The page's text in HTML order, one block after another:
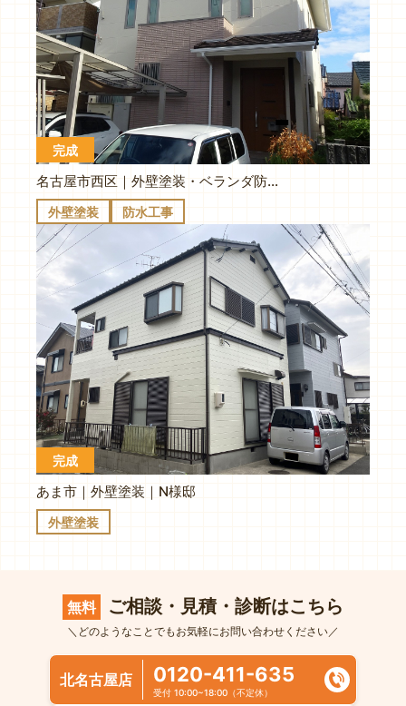
完成
名古屋市西区｜外壁塗装・ベランダ防水｜S様邸
外壁塗装 防水工事
完成
あま市｜外壁塗装｜N様邸
外壁塗装
無料 ご相談・見積・診断はこちら
＼どのようなことでもお気軽にお問い合わせください／
北名古屋店 0120-411-635
受付 10:00~18:00（不定休）